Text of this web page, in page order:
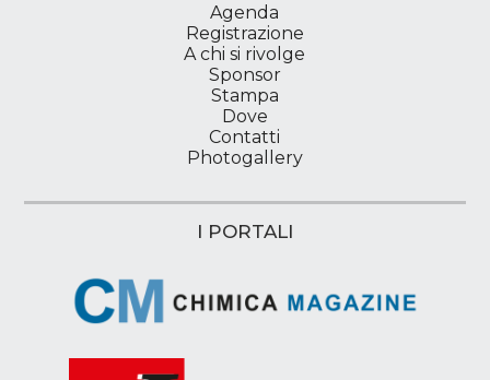
Agenda
Registrazione
A chi si rivolge
Sponsor
Stampa
Dove
Contatti
Photogallery
I PORTALI